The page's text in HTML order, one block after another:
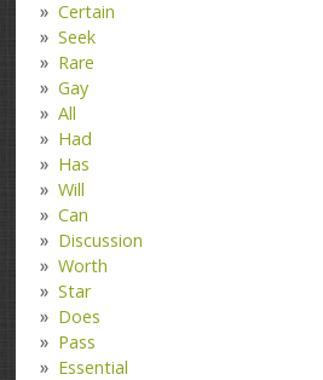
Certain
Seek
Rare
Gay
All
Had
Has
Will
Can
Discussion
Worth
Star
Does
Pass
Essential